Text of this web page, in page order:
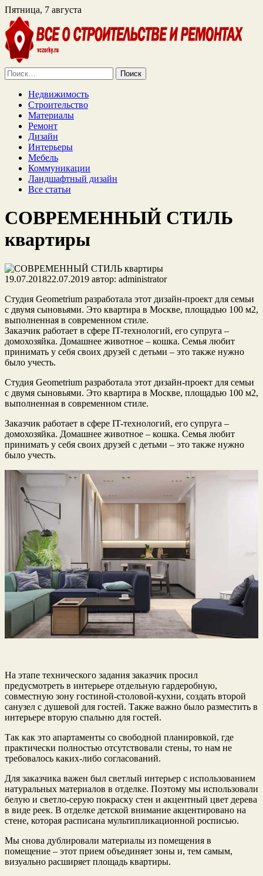
Пятница, 7 августа
Найти:
Недвижимость
Строительство
Материалы
Ремонт
Дизайн
Интерьеры
Мебель
Коммуникации
Ландшафтный дизайн
Все статьи
СОВРЕМЕННЫЙ СТИЛЬ
квартиры
19.07.201822.07.2019 автор: administrator
Студия Geometrium разработала этот дизайн-проект для семьи
с двумя сыновьями. Это квартира в Москве, площадью 100 м2,
выполненная в современном стиле.
Заказчик работает в сфере IT-технологий, его супруга –
домохозяйка. Домашнее животное – кошка. Семья любит
принимать у себя своих друзей с детьми – это также нужно
было учесть.
Студия Geometrium разработала этот дизайн-проект для семьи
с двумя сыновьями. Это квартира в Москве, площадью 100 м2,
выполненная в современном стиле.
Заказчик работает в сфере IT-технологий, его супруга –
домохозяйка. Домашнее животное – кошка. Семья любит
принимать у себя своих друзей с детьми – это также нужно
было учесть.
На этапе технического задания заказчик просил
предусмотреть в интерьере отдельную гардеробную,
совместную зону гостиной-столовой-кухни, создать второй
санузел с душевой для гостей. Также важно было разместить в
интерьере вторую спальню для гостей.
Так как это апартаменты со свободной планировкой, где
практически полностью отсутствовали стены, то нам не
требовалось каких-либо согласований.
Для заказчика важен был светлый интерьер с использованием
натуральных материалов в отделке. Поэтому мы использовали
белую и светло-серую покраску стен и акцентный цвет дерева
в виде реек. В отделке детской внимание акцентировано на
стене, которая расписана мультипликационной росписью.
Мы снова дублировали материалы из помещения в
помещение – этот прием объединяет зоны и, тем самым,
визуально расширяет площадь квартиры.